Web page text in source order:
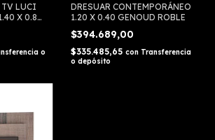
TV LUCI
X 0.80
o
DRESUAR CONTEMPORÁNEO
1.20 X 0.40 GENOUD ROBLE
$394.689,00
$335.485,65 con Transferencia
o depósito